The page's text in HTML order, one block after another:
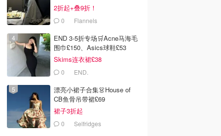
2折起+叠9折！
0 Flannels
END 3-5折专场🛒Acne马海毛
围巾£150、Asics球鞋£53
Skims连衣裙£38
0 END.
漂亮小裙子合集👗House of
CB鱼骨吊带裙£69
裙子3折起
0 Selfridges